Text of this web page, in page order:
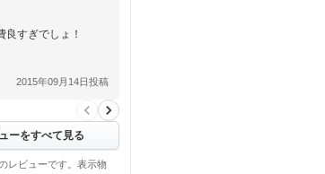
良すぎでしょ！
2015年09月14日投稿
ーをすべて見る
レビューです。表示物